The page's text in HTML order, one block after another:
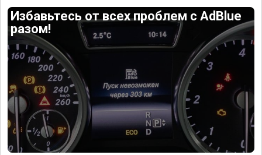
Избавьтесь от всех проблем с AdBlue
разом!